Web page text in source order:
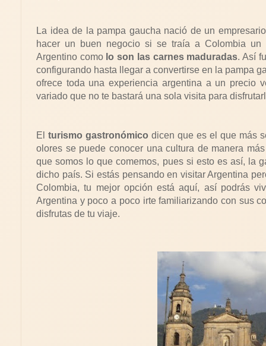
La idea de la pampa gaucha nació de un
hacer un buen negocio si se traía a Colombia un
Argentino como lo son las carnes maduradas. Así
configurando hasta llegar a convertirse en la pampa
ofrece toda una experiencia argentina a un precio
variado que no te bastará una sola visita para
El turismo gastronómico dicen que es el que más
olores se puede conocer una cultura de manera
que somos lo que comemos, pues si esto es así, la
dicho país. Si estás pensando en visitar Argentina
Colombia, tu mejor opción está aquí, así podrás
Argentina y poco a poco irte familiarizando con sus
disfrutas de tu viaje.